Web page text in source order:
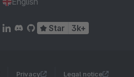
Star 3k+
Privacy Legal notice